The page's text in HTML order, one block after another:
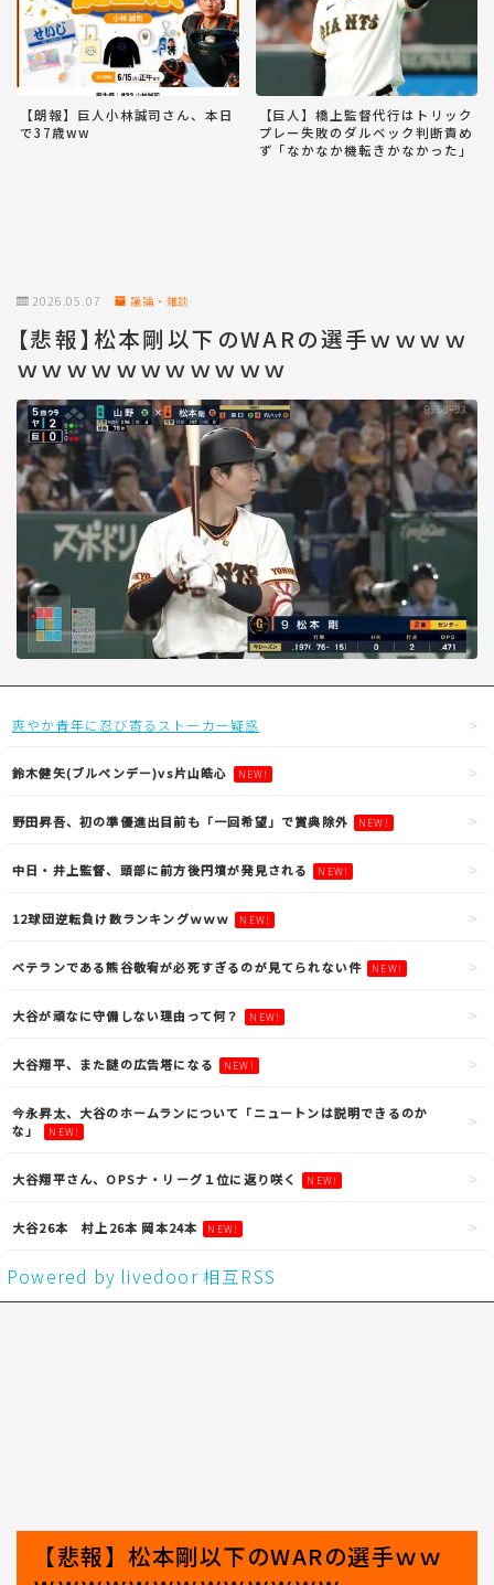
【朗報】巨人小林誠司さん、本日
で37歳ww
【巨人】橋上監督代行はトリック
プレー失敗のダルベック判断責め
ず「なかなか機転きかなかった」
2026.05.07 議論・雑談
【悲報】松本剛以下のWARの選手ｗｗｗｗ
ｗｗｗｗｗｗｗｗｗｗｗ
爽やか青年に忍び寄るストーカー疑惑
鈴木健矢(ブルペンデー)vs片山皓心 NEW!
野田昇吾、初の準優進出目前も「一回希望」で賞典除外 NEW!
中日・井上監督、頭部に前方後円墳が発見される NEW!
12球団逆転負け数ランキングｗｗｗ NEW!
ベテランである熊谷敬宥が必死すぎるのが見てられない件 NEW!
大谷が頑なに守備しない理由って何？ NEW!
大谷翔平、また謎の広告塔になる NEW!
今永昇太、大谷のホームランについて「ニュートンは説明できるのか
な」
NEW!
大谷翔平さん、OPSナ・リーグ１位に返り咲く NEW!
大谷26本 村上26本 岡本24本 NEW!
Powered by livedoor 相互RSS
【悲報】松本剛以下のWARの選手ｗｗ